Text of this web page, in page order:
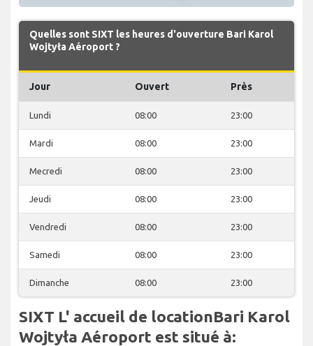
Quelles sont SIXT les heures d'ouverture Bari Karol
Wojtyła Aéroport ?
Jour Ouvert Près
Lundi 08:00 23:00
Mardi 08:00 23:00
Mecredi 08:00 23:00
Jeudi 08:00 23:00
Vendredi 08:00 23:00
Samedi 08:00 23:00
Dimanche 08:00 23:00
SIXT L' accueil de locationBari Karol
Wojtyła Aéroport est situé à: